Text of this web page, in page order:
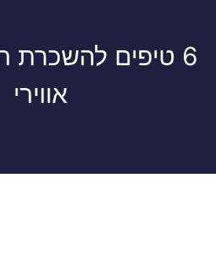
6 טיפים להשכרת
אווירי